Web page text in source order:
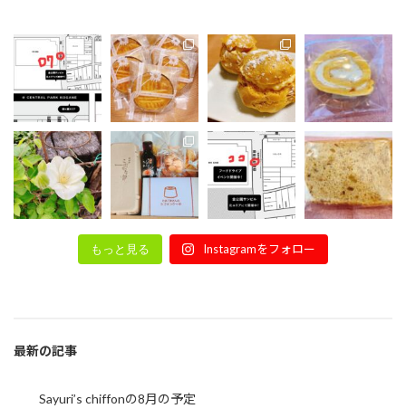
もっと見る Instagramをフォロー
最新の記事
Sayuri’s chiffonの8月の予定